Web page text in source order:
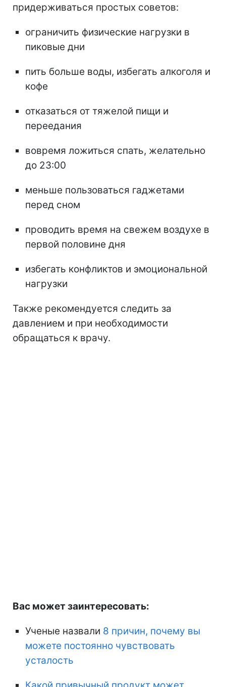
придерживаться простых советов:
ограничить физические нагрузки в
пиковые дни
пить больше воды, избегать алкоголя и
кофе
отказаться от тяжелой пищи и
переедания
вовремя ложиться спать, желательно
до 23:00
меньше пользоваться гаджетами
перед сном
проводить время на свежем воздухе в
первой половине дня
избегать конфликтов и эмоциональной
нагрузки
Также рекомендуется следить за
давлением и при необходимости
обращаться к врачу.
Вас может заинтересовать:
Ученые назвали 8 причин, почему вы
можете постоянно чувствовать
усталость